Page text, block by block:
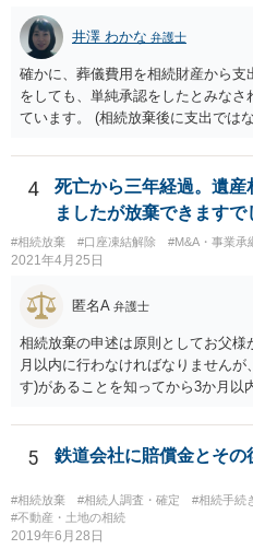
井澤 わかな 弁護士
確かに、葬儀費用を相続財産から
をしても、単純承認をしたとみな
ています。 (相続放棄後に支出では
述の手続ということだと思います
いということではなく、身分相応
る程度の金額に留まると考えた方
に葬儀費用を支出する経済力がな
ば相続財産から支出しても単純承認
で、相続放棄申述が受理される可能
4
死亡から三年経過。遺産
ましたが放棄できますで
#相続放棄 #口座凍結解除 #M&A・事業承
2021年4月25日
匿名A 弁護士
相続放棄の申述は原則としてお父
月以内に行わなければなりません
す)があることを知ってから3か月以
したら、早急に家裁に行って相続
書類を提出されることをおすすめ
他にもあるかもしれないというリ
にあたっては、法テラスの無料相談
とも十分考えられるかと存じます。
を拝見するかぎり、再婚相手のかた
5 鉄道会社に賠償金とその
#相続放棄 #相続人調査・確定 #相続手続
#不動産・土地の相続
2019年6月28日